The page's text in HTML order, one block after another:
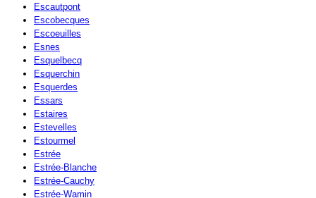
Escautpont
Escobecques
Escoeuilles
Esnes
Esquelbecq
Esquerchin
Esquerdes
Essars
Estaires
Estevelles
Estourmel
Estrée
Estrée-Blanche
Estrée-Cauchy
Estrée-Wamin